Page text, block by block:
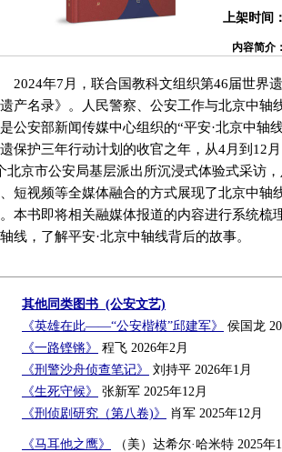
上架时间
内容简介
2024年7月，联合国教科文组织第46届世
产名录》。人民警察、公安工作与北京中
公安部新闻传媒中心组织的“平安·北京中轴
保护三年行动计划的收官之年，从4月到12
北京市公安局基层派出所沉浸式体验式采访
短视频等全媒体融合的方式展现了北京中
本书即将相关融媒体报道的内容进行系统
线，了解平安·北京中轴线背后的故事。
其他同类图书 (公安文艺)
《英雄在此——“公安楷模”邱建军》
侯国龙
《一路铿锵》
程飞 2026年2月
《刑警沙舟侦查笔记》
刘持平 2026年1月
《生死守候》
张新军 2025年12月
《刑侦剧研究（第八卷)》
肖军 2025年12月
《马耳他之鹰》
（美）达希尔·哈米特 2025年